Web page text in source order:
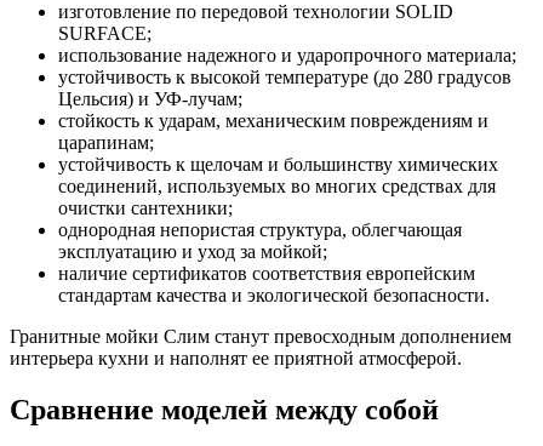
изготовление по передовой технологии SOLID
SURFACE;
использование надежного и ударопрочного материала;
устойчивость к высокой температуре (до 280 градусов
Цельсия) и УФ-лучам;
стойкость к ударам, механическим повреждениям и
царапинам;
устойчивость к щелочам и большинству химических
соединений, используемых во многих средствах для
очистки сантехники;
однородная непористая структура, облегчающая
эксплуатацию и уход за мойкой;
наличие сертификатов соответствия европейским
стандартам качества и экологической безопасности.
Гранитные мойки Слим станут превосходным дополнением
интерьера кухни и наполнят ее приятной атмосферой.
Сравнение моделей между собой